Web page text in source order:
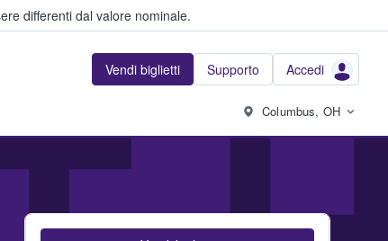
differenti dal valore nominale.
Vendi biglietti Supporto Accedi
Columbus, OH